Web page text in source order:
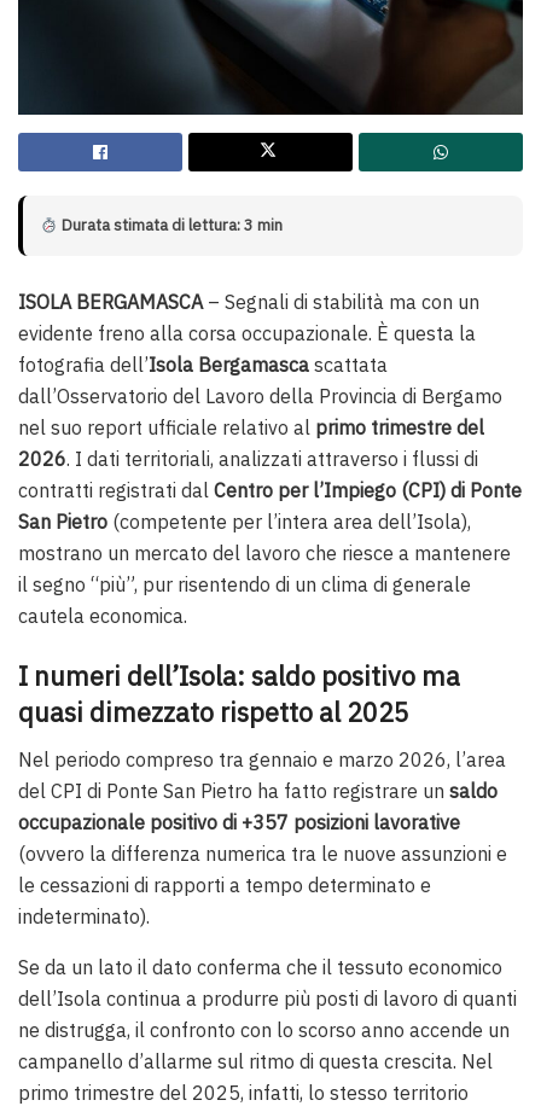
Durata stimata di lettura: 3 min
ISOLA BERGAMASCA– Segnali di stabilità ma con un
evidente freno alla corsa occupazionale. È questa la
fotografia dell’Isola Bergamasca scattata
dall’Osservatorio del Lavoro della Provincia di Bergamo
nel suo report ufficiale relativo al primo trimestre del
2026. I dati territoriali, analizzati attraverso i flussi di
contratti registrati dal Centro per l’Impiego (CPI) di Ponte
San Pietro (competente per l’intera area dell’Isola),
mostrano un mercato del lavoro che riesce a mantenere
il segno “più”, pur risentendo di un clima di generale
cautela economica.
I numeri dell’Isola: saldo positivo ma
quasi dimezzato rispetto al 2025
Nel periodo compreso tra gennaio e marzo 2026, l’area
del CPI di Ponte San Pietro ha fatto registrare un saldo
occupazionale positivo di +357 posizioni lavorative
(ovvero la differenza numerica tra le nuove assunzioni e
le cessazioni di rapporti a tempo determinato e
indeterminato).
Se da un lato il dato conferma che il tessuto economico
dell’Isola continua a produrre più posti di lavoro di quanti
ne distrugga, il confronto con lo scorso anno accende un
campanello d’allarme sul ritmo di questa crescita. Nel
primo trimestre del 2025, infatti, lo stesso territorio